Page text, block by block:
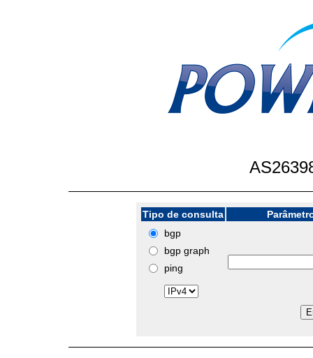
Tipo de consulta
bgp
bgp graph
ping